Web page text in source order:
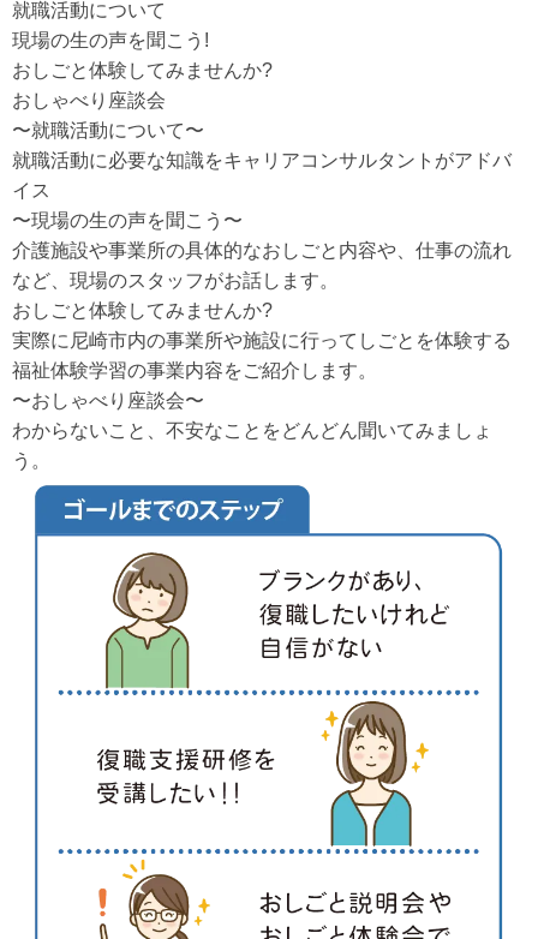
就職活動について
現場の生の声を聞こう!
おしごと体験してみませんか?
おしゃべり座談会
〜就職活動について〜
就職活動に必要な知識をキャリアコンサルタントがアドバ
イス
〜現場の生の声を聞こう〜
介護施設や事業所の具体的なおしごと内容や、仕事の流れ
など、現場のスタッフがお話します。
おしごと体験してみませんか?
実際に尼崎市内の事業所や施設に行ってしごとを体験する
福祉体験学習の事業内容をご紹介します。
〜おしゃべり座談会〜
わからないこと、不安なことをどんどん聞いてみましょ
う。